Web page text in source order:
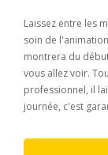
Laissez entre les
soin de
montrera du
vous allez voir.
professionnel, il
journée, c'est